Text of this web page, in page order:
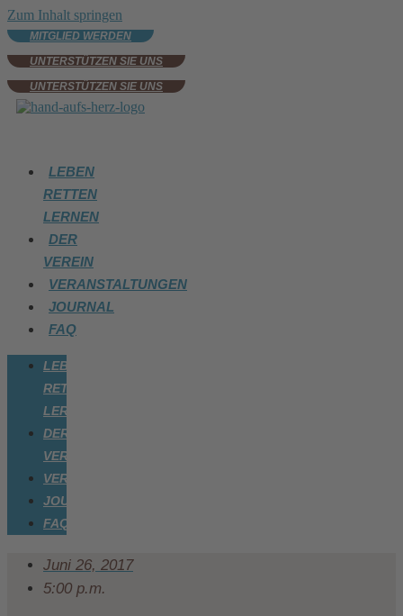
Zum Inhalt springen
MITGLIED WERDEN
UNTERSTÜTZEN SIE UNS
UNTERSTÜTZEN SIE UNS
LEBEN
RETTEN
LERNEN
DER
VEREIN
VERANSTALTUNGEN
JOURNAL
FAQ
LEBEN
RETTEN
LERNEN
DER
VEREIN
VERANSTALTUNGEN
JOURNAL
FAQ
Juni 26, 2017
5:00 p.m.